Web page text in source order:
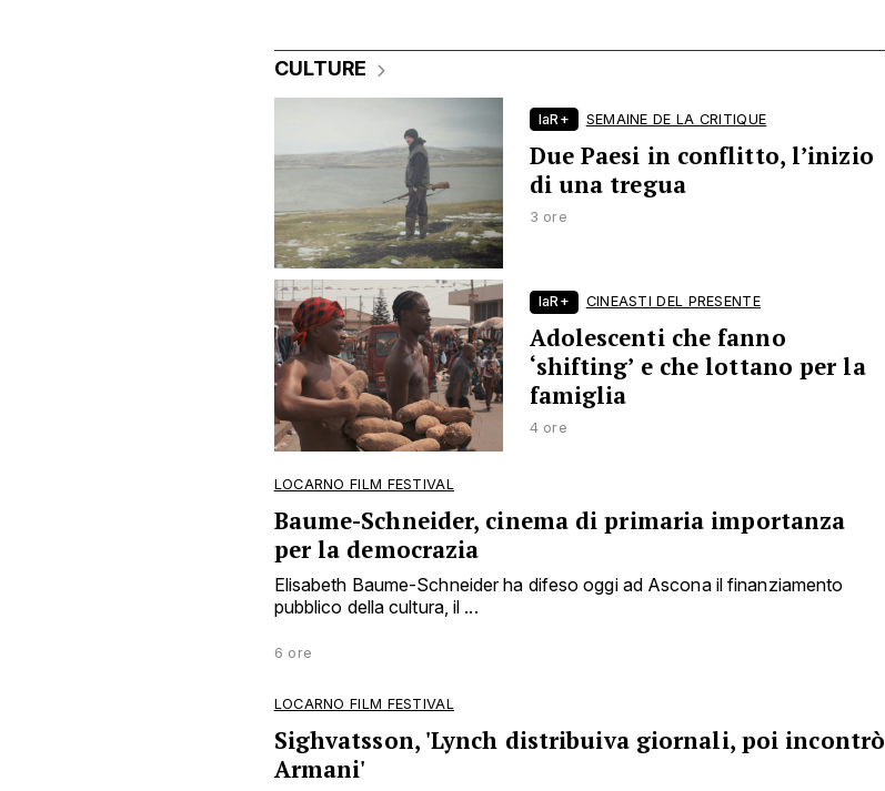
CULTURE
laR+ SEMAINE DE LA CRITIQUE
Due Paesi in conflitto, l’inizio
di una tregua
3 ore
laR+ CINEASTI DEL PRESENTE
Adolescenti che fanno
‘shifting’ e che lottano per la
famiglia
4 ore
LOCARNO FILM FESTIVAL
Baume-Schneider, cinema di primaria importanza
per la democrazia
Elisabeth Baume-Schneider ha difeso oggi ad Ascona il finanziamento
pubblico della cultura, il ...
6 ore
LOCARNO FILM FESTIVAL
Sighvatsson, 'Lynch distribuiva giornali, poi incontrò
Armani'